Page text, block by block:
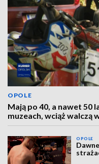
OPOLE
Mają po 40, a nawet 50
muzeach, wciąż
OPOLE